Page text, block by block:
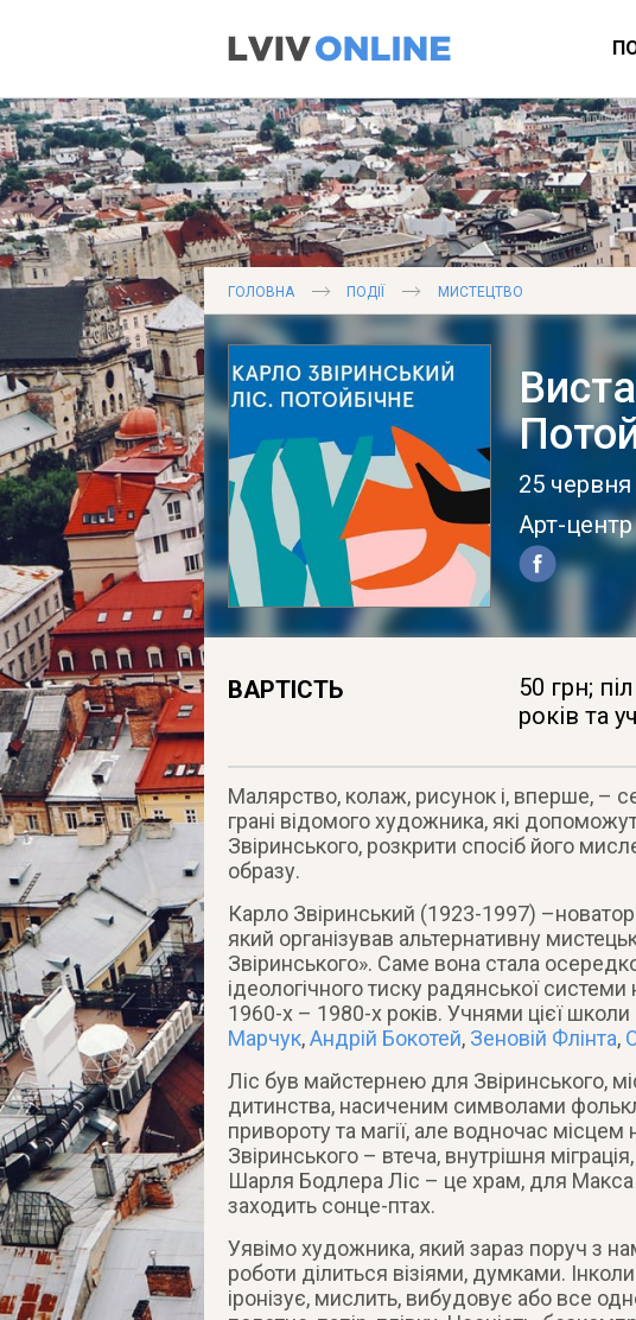
ГОЛОВНА ПОДІЇ МИСТЕЦТВО
25 червня
Арт-
ВАРТІСТЬ
50 грн;
років та
Малярство, колаж, рисунок і, вперше, –
грані відомого художника, які
Звіринського, розкрити спосіб його
образу.
Карло Звіринський (1923-1997)
який організував альтернативну
Звіринського». Саме вона стала
ідеологічного тиску радянської
1960-х – 1980-х років. Учнями цієї
Марчук,Андрій Бокотей, Зеновій Флінта,
Ліс був майстернею для Звіринського,
дитинства, насиченим символами
привороту та магії, але водночас
Звіринського – втеча, внутрішня
Шарля Бодлера Ліс – це храм, для Макса
заходить сонце-птах.
Уявімо художника, який зараз поруч з
роботи ділиться візіями, думками.
іронізує, мислить, вибудовує або все